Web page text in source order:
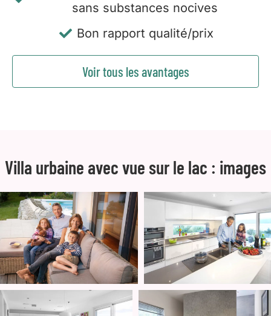
sans substances nocives
Bon rapport qualité/prix
Voir tous les avantages
Villa urbaine avec vue sur le lac : images